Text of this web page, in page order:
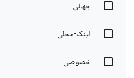
جهانی
لینک-محلی
خصوصی